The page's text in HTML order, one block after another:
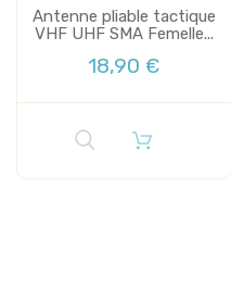
Antenne pliable tactique
VHF UHF SMA Femelle...
18,90 €